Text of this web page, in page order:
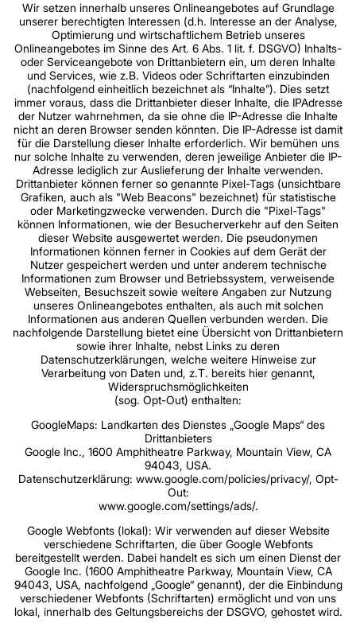
Wir setzen innerhalb unseres Onlineangebotes auf Grundlage
unserer berechtigten Interessen (d.h. Interesse an der Analyse,
Optimierung und wirtschaftlichem Betrieb unseres
Onlineangebotes im Sinne des Art. 6 Abs. 1 lit. f. DSGVO) Inhalts-
oder Serviceangebote von Drittanbietern ein, um deren Inhalte
und Services, wie z.B. Videos oder Schriftarten einzubinden
(nachfolgend einheitlich bezeichnet als “Inhalte”). Dies setzt
immer voraus, dass die Drittanbieter dieser Inhalte, die IPAdresse
der Nutzer wahrnehmen, da sie ohne die IP-Adresse die Inhalte
nicht an deren Browser senden könnten. Die IP-Adresse ist damit
für die Darstellung dieser Inhalte erforderlich. Wir bemühen uns
nur solche Inhalte zu verwenden, deren jeweilige Anbieter die IP-
Adresse lediglich zur Auslieferung der Inhalte verwenden.
Drittanbieter können ferner so genannte Pixel-Tags (unsichtbare
Grafiken, auch als "Web Beacons" bezeichnet) für statistische
oder Marketingzwecke verwenden. Durch die "Pixel-Tags"
können Informationen, wie der Besucherverkehr auf den Seiten
dieser Website ausgewertet werden. Die pseudonymen
Informationen können ferner in Cookies auf dem Gerät der
Nutzer gespeichert werden und unter anderem technische
Informationen zum Browser und Betriebssystem, verweisende
Webseiten, Besuchszeit sowie weitere Angaben zur Nutzung
unseres Onlineangebotes enthalten, als auch mit solchen
Informationen aus anderen Quellen verbunden werden. Die
nachfolgende Darstellung bietet eine Übersicht von Drittanbietern
sowie ihrer Inhalte, nebst Links zu deren
Datenschutzerklärungen, welche weitere Hinweise zur
Verarbeitung von Daten und, z.T. bereits hier genannt,
Widerspruchsmöglichkeiten
(sog. Opt-Out) enthalten:
GoogleMaps: Landkarten des Dienstes „Google Maps“ des
Drittanbieters
Google Inc., 1600 Amphitheatre Parkway, Mountain View, CA
94043, USA.
Datenschutzerklärung: www.google.com/policies/privacy/, Opt-
Out:
www.google.com/settings/ads/.
Google Webfonts (lokal): Wir verwenden auf dieser Website
verschiedene Schriftarten, die über Google Webfonts
bereitgestellt werden. Dabei handelt es sich um einen Dienst der
Google Inc. (1600 Amphitheatre Parkway, Mountain View, CA
94043, USA, nachfolgend „Google“ genannt), der die Einbindung
verschiedener Webfonts (Schriftarten) ermöglicht und von uns
lokal, innerhalb des Geltungsbereichs der DSGVO, gehostet wird.